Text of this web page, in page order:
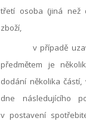
třetí osoba (jiná než
zboží,
v případě
předmětem je
dodání několika
dne následujícího
v postavení